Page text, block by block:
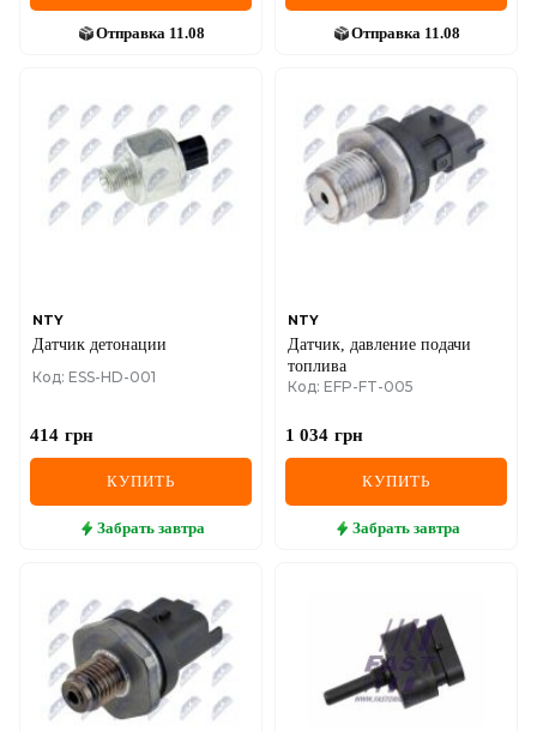
LINCOLN
MERCEDES-BENZ
MG
MINI
NISSAN
POLESTAR
RAVON
RENAULT
SEAT
Отправка 11.08 Отправка 11.08
NTY
Датчик детонации
Код: ESS-HD-001
414 грн
КУПИТЬ
Забрать завтра
NTY
Датчик, давление подачи
топлива
Код: EFP-FT-005
1 034 грн
КУПИТЬ
Забрать завтра